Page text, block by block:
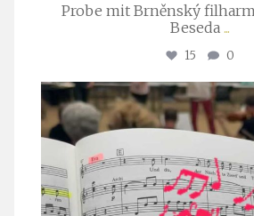
Probe mit Brněnský
Beseda ...
15 0
Juli 23